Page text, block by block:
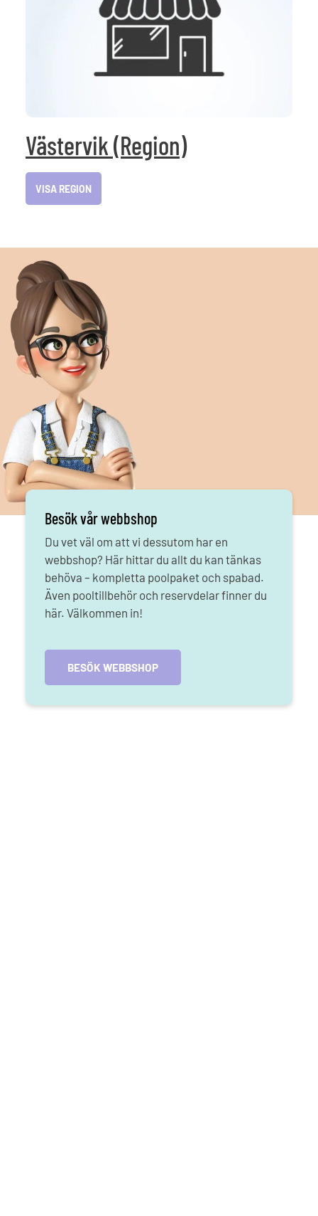
Västervik (Region)
VISA REGION
Besök vår webbshop
Du vet väl om att vi dessutom har en
webbshop? Här hittar du allt du kan tänkas
behöva – kompletta poolpaket och spabad.
Även pooltillbehör och reservdelar finner du
här. Välkommen in!
BESÖK WEBBSHOP